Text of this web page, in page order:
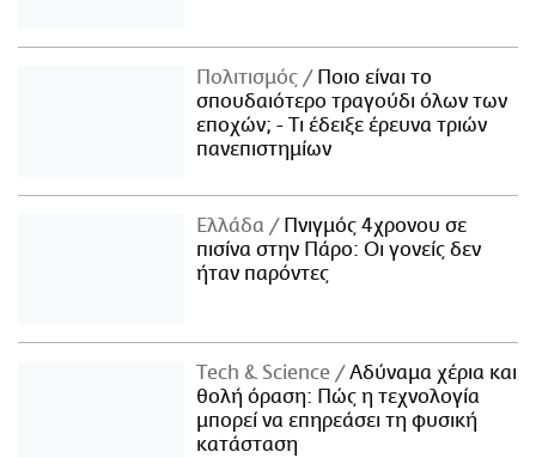
Πολιτισμός
Ποιο είναι το
σπουδαιότερο τραγούδι όλων των
εποχών; - Τι έδειξε έρευνα τριών
πανεπιστημίων
Ελλάδα
Πνιγμός 4χρονου σε
πισίνα στην Πάρο: Οι γονείς δεν
ήταν παρόντες
Τech & Science
Αδύναμα χέρια και
θολή όραση: Πώς η τεχνολογία
μπορεί να επηρεάσει τη φυσική
κατάσταση